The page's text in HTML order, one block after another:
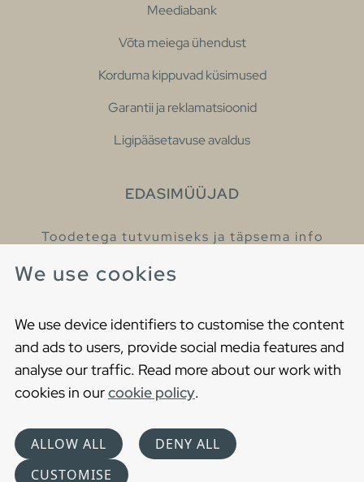
We use cookies
We use device identifiers to customise the content
and ads to users, provide social media features and
analyse our traffic. Read more about our work with
cookies in ourcookie policy.
ALLOW ALL
DENY ALL
CUSTOMISE
Meediabank
Võta meiega ühendust
Korduma kippuvad küsimused
Garantii ja reklamatsioonid
Ligipääsetavuse avaldus
EDASIMÜÜJAD
Toodetega tutvumiseks ja täpsema info
Cookies
Privaatsuspoliitika
Choose language